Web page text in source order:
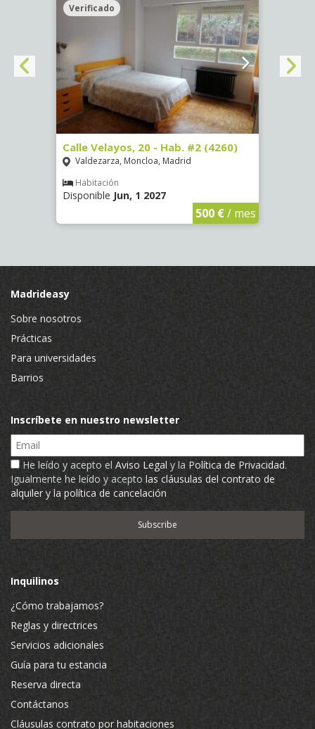
Verificado
Calle Velayos, 20 - Hab. #2 (4260)
Valdezarza, Moncloa, Madrid
Habitación
Disponible Jun, 1 2027
500 €/ mes
Madrideasy
Sobre nosotros
Prácticas
Para universidades
Barrios
Inscríbete en nuestro newsletter
Email
He leído y acepto el Aviso Legal y la Política de Privacidad.
Igualmente he leído y acepto las cláusulas del contrato de
alquiler y la política de cancelación
Inquilinos
¿Cómo trabajamos?
Reglas y directrices
Servicios adicionales
Guía para tu estancia
Reserva directa
Contáctanos
Cláusulas contrato por habitaciones